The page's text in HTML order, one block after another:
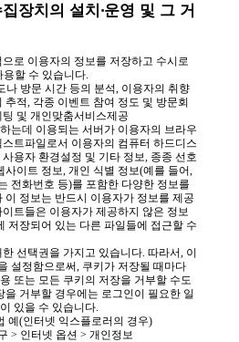
장치의 설치·운영 및 그 거
로 이용자의 정보를 저장하고 수시로
용할 수 있습니다.
나 방문 시간 등의 분석, 이용자의 취향
적, 각종 이벤트 참여 정도 및 방문회
및 개인맞춤서비스제공
는데 이용되는 서버가 이용자의 브라우
트파일로서 이용자의 컴퓨터 하드디스
용자 환경설정 및 기타 정보, 종종 선호
사이트 정보, 개인 식별 정보(예를 들어,
전화번호 등)를 포함한 다양한 정보를
이 정보는 반드시 이용자가 정보를 제공
트들은 이용자가 제공하지 않은 정보
저장되어 있는 다른 파일들에 접근할 수
선택권을 가지고 있습니다. 따라서, 이
설정함으로써, 쿠키가 저장될 때마다
또는 모든 쿠키의 저장을 거부할 수도
을 거부할 경우에는 로그인이 필요한 일
있을 수 있습니다.
예(인터넷 익스플로러의 경우)
> 인터넷 옵션 > 개인정보